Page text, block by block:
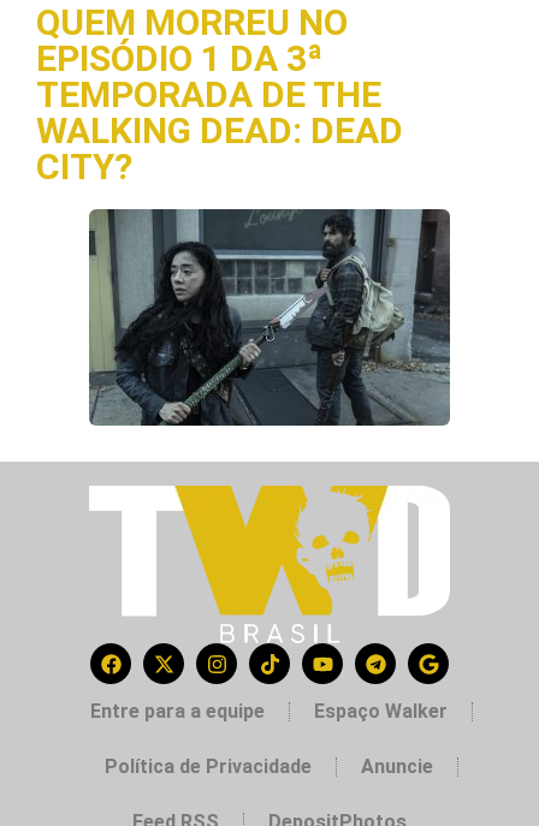
QUEM MORREU NO
EPISÓDIO 1 DA 3ª
TEMPORADA DE THE
WALKING DEAD: DEAD
CITY?
Entre para a equipe Espaço Walker
Política de Privacidade Anuncie